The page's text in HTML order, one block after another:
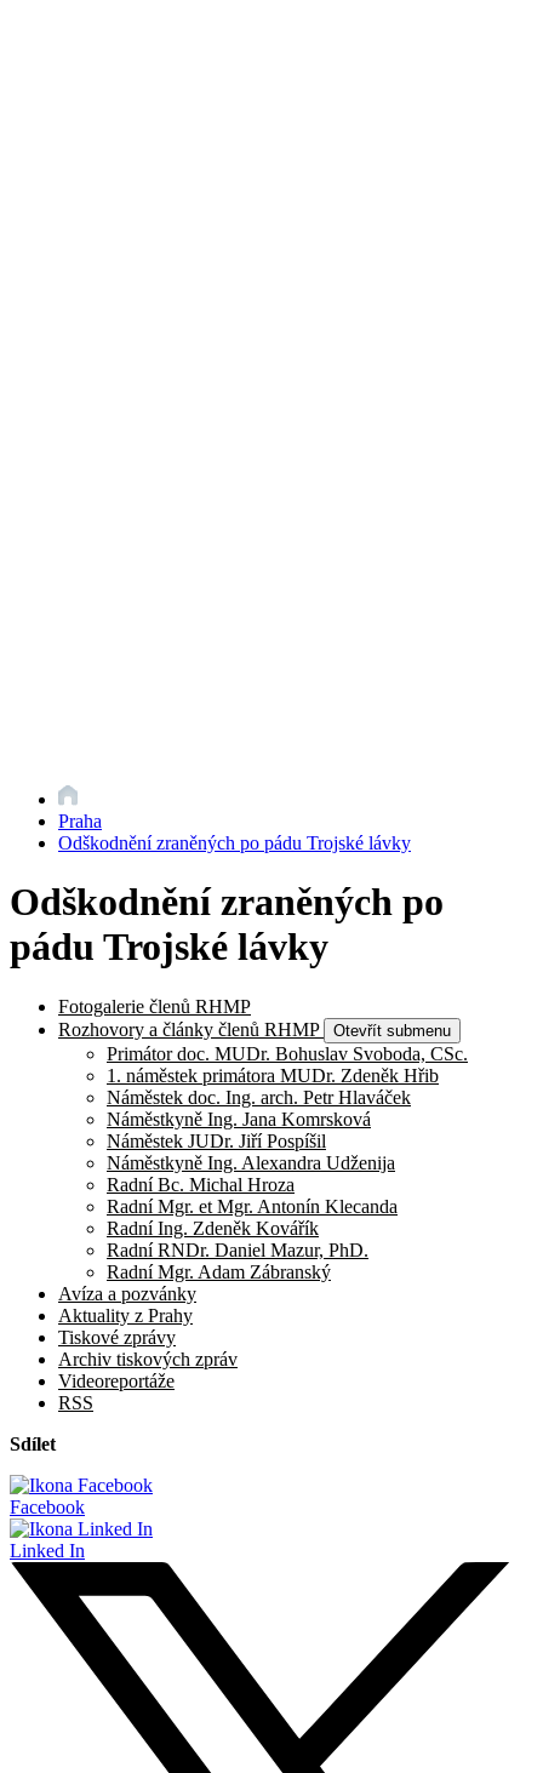
Praha
Odškodnění zraněných po pádu Trojské lávky
Odškodnění zraněných po
pádu Trojské lávky
Fotogalerie členů RHMP
Rozhovory a články členů RHMP
Otevřít submenu
Primátor doc. MUDr. Bohuslav Svoboda, CSc.
1. náměstek primátora MUDr. Zdeněk Hřib
Náměstek doc. Ing. arch. Petr Hlaváček
Náměstkyně Ing. Jana Komrsková
Náměstek JUDr. Jiří Pospíšil
Náměstkyně Ing. Alexandra Udženija
Radní Bc. Michal Hroza
Radní Mgr. et Mgr. Antonín Klecanda
Radní Ing. Zdeněk Kovářík
Radní RNDr. Daniel Mazur, PhD.
Radní Mgr. Adam Zábranský
Avíza a pozvánky
Aktuality z Prahy
Tiskové zprávy
Archiv tiskových zpráv
Videoreportáže
RSS
Sdílet
Facebook
Linked In